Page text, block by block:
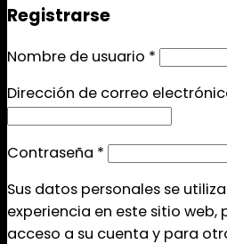
Registrarse
Nombre de usuario *
Dirección de correo
Contraseña *
Sus datos personales se
experiencia en este sitio web,
acceso a su cuenta y para